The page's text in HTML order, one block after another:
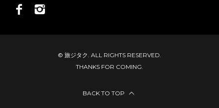
© 旅ジタク. ALL RIGHTS RESERVED.
THANKS FOR COMING.
BACK TO TOP